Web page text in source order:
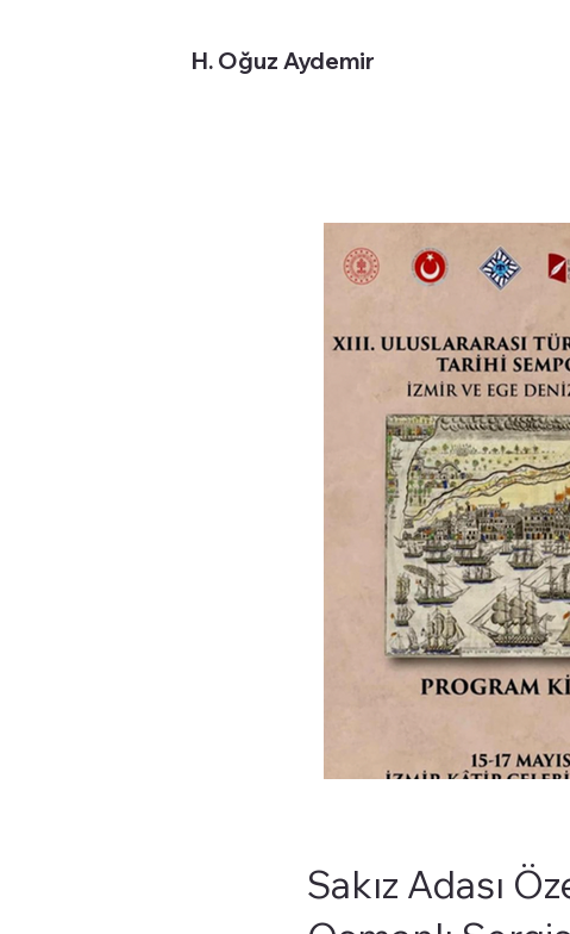
H. Oğuz Aydemir
Sakız Adası